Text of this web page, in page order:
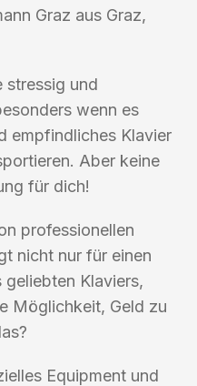
Graz aus Graz,
stressig und
wenn es
empfindliches Klavier
Aber keine
für dich!
professionellen
nicht nur für einen
geliebten Klaviers,
Möglichkeit, Geld zu
Equipment und